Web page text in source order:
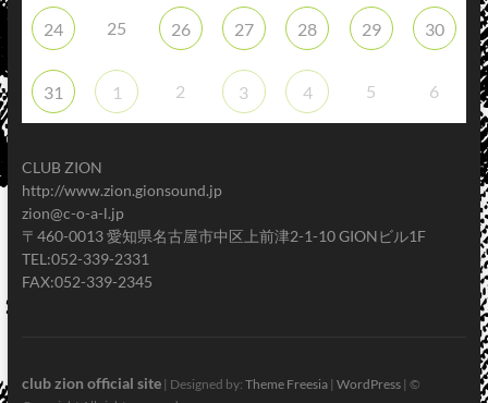
24 25 26 27 28 29 30
31 1 2 3 4 5 6
CLUB ZION
http://www.zion.gionsound.jp
zion@c-o-a-l.jp
〒460-0013 愛知県名古屋市中区上前津2-1-10 GIONビル1F
TEL:052-339-2331
FAX:052-339-2345
club zion official site| Designed by: Theme Freesia| WordPress| ©